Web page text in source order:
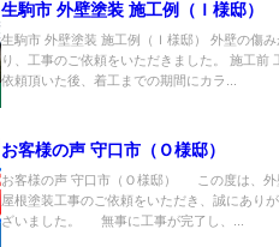
生駒市 外壁塗装 施工例（Ｉ様邸）
生駒市 外壁塗装 施工例（Ｉ様邸） 外壁の傷み
り、工事のご依頼をいただきました。 施工前
依頼頂いた後、着工までの期間にカラ...
お客様の声 守口市（Ｏ様邸）
お客様の声 守口市（Ｏ様邸） この度は、外
屋根塗装工事のご依頼をいただき、誠にあり
ざいました。 無事に工事が完了し、...